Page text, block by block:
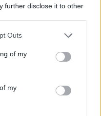
further disclose it to other
Outs
of my
my
- opracowanie,Jan
– bohaterowie
z zapałkami –